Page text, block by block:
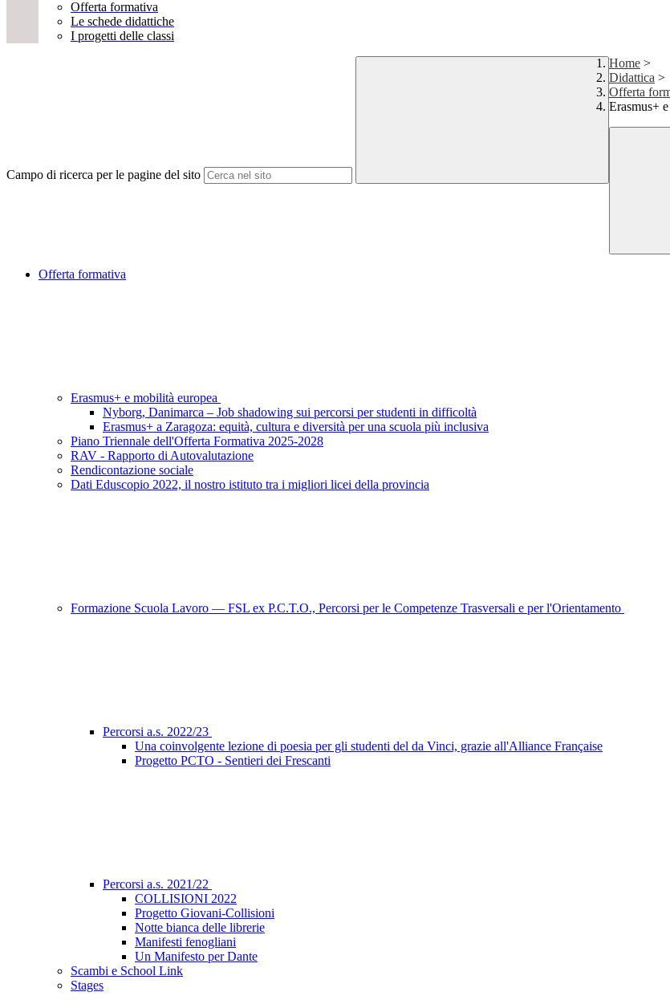
Offerta formativa
Le schede didattiche
I progetti delle classi
Campo di ricerca per le pagine del sito
Home >
Didattica >
Offerta
Erasmus+
Offerta formativa
Erasmus+ e mobilità europea
Nyborg, Danimarca – Job shadowing sui percorsi per studenti in difficoltà
Erasmus+ a Zaragoza: equità, cultura e diversità per una scuola più inclusiva
Piano Triennale dell'Offerta Formativa 2025-2028
RAV - Rapporto di Autovalutazione
Rendicontazione sociale
Dati Eduscopio 2022, il nostro istituto tra i migliori licei della provincia
Formazione Scuola Lavoro — FSL ex P.C.T.O., Percorsi per le Competenze Trasversali e per l'Orientamento
Percorsi a.s. 2022/23
Una coinvolgente lezione di poesia per gli studenti del da Vinci, grazie all'Alliance Française
Progetto PCTO - Sentieri dei Frescanti
Percorsi a.s. 2021/22
COLLISIONI 2022
Progetto Giovani-Collisioni
Notte bianca delle librerie
Manifesti fenogliani
Un Manifesto per Dante
Scambi e School Link
Stages